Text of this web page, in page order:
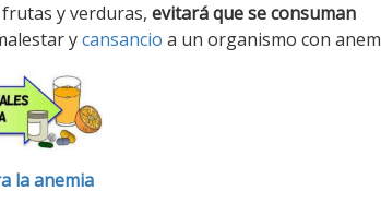
y verduras, evitará que se consuman
ycansancio a un organismo con
la anemia